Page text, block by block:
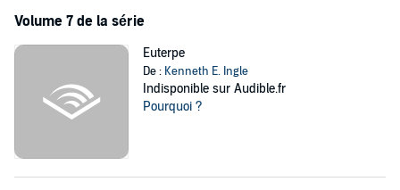
Volume 7 de la série
Euterpe
De : Kenneth E. Ingle
Indisponible sur Audible.fr
Pourquoi ?